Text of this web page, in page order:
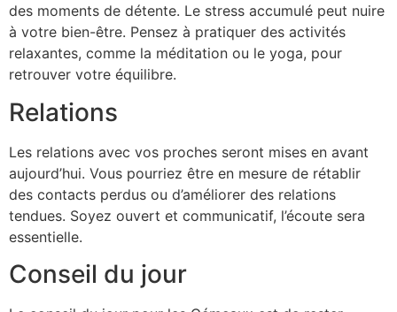
des moments de détente. Le stress accumulé peut nuire
à votre bien-être. Pensez à pratiquer des activités
relaxantes, comme la méditation ou le yoga, pour
retrouver votre équilibre.
Relations
Les relations avec vos proches seront mises en avant
aujourd’hui. Vous pourriez être en mesure de rétablir
des contacts perdus ou d’améliorer des relations
tendues. Soyez ouvert et communicatif, l’écoute sera
essentielle.
Conseil du jour